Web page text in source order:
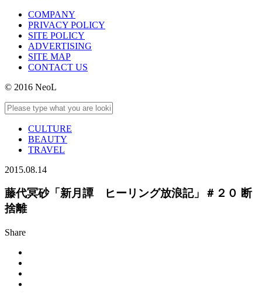
COMPANY
PRIVACY POLICY
SITE POLICY
ADVERTISING
SITE MAP
CONTACT US
© 2016 NeoL
CULTURE
BEAUTY
TRAVEL
2015.08.14
藤代冥砂「新月譚 ヒーリング放浪記」＃２０ 断
捨離
Share